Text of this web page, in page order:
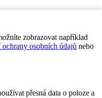
zobrazovat například
ochrany osobních údajů nebo
přesná data o poloze a